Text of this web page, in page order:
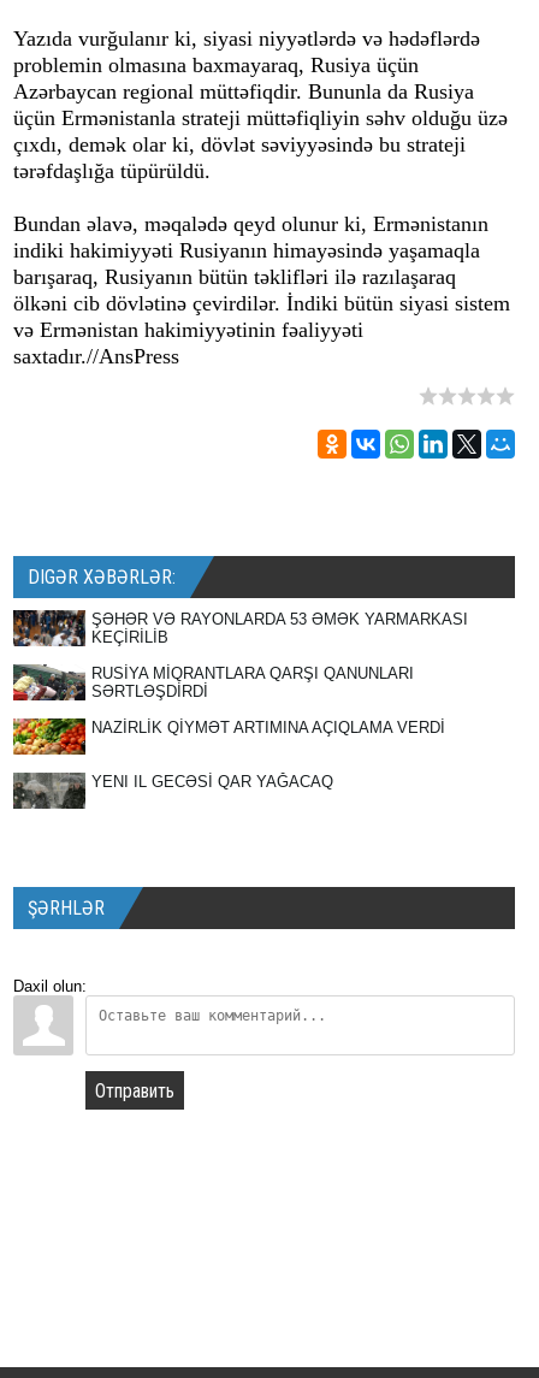
Yazıda vurğulanır ki, siyasi niyyətlərdə və hədəflərdə
problemin olmasına baxmayaraq, Rusiya üçün
Azərbaycan regional müttəfiqdir. Bununla da Rusiya
üçün Ermənistanla strateji müttəfiqliyin səhv olduğu üzə
çıxdı, demək olar ki, dövlət səviyyəsində bu strateji
tərəfdaşlığa tüpürüldü.
Bundan əlavə, məqalədə qeyd olunur ki, Ermənistanın
indiki hakimiyyəti Rusiyanın himayəsində yaşamaqla
barışaraq, Rusiyanın bütün təklifləri ilə razılaşaraq
ölkəni cib dövlətinə çevirdilər. İndiki bütün siyasi sistem
və Ermənistan hakimiyyətinin fəaliyyəti
saxtadır.//AnsPress
DIGƏR XƏBƏRLƏR:
ŞƏHƏR VƏ RAYONLARDA 53 ƏMƏK YARMARKASI
KEÇİRİLİB
RUSİYA MİQRANTLARA QARŞI QANUNLARI
SƏRTLƏŞDİRDİ
NAZİRLİK QİYMƏT ARTIMINA AÇIQLAMA VERDİ
YENI IL GECƏSİ QAR YAĞACAQ
ŞƏRHLƏR
Daxil olun:
Отправить